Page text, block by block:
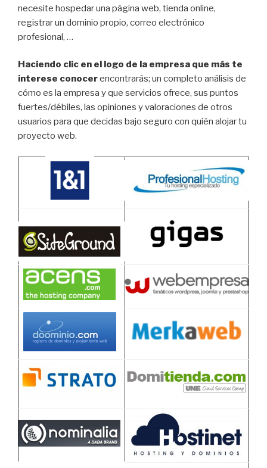
necesite hospedar una página web, tienda online,
registrar un dominio propio, correo electrónico
profesional, …
Haciendo clic en el logo de la empresa que más te
interese conocerencontrarás; un completo análisis de
cómo es la empresa y que servicios ofrece, sus puntos
fuertes/débiles, las opiniones y valoraciones de otros
usuarios para que decidas bajo seguro con quién alojar tu
proyecto web.